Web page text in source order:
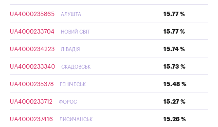
UA4000235865 АЛУШТА 15.77 %
UA4000233704 НОВИЙ СВІТ 15.77 %
UA4000234223 ЛІВАДІЯ 15.74 %
UA4000233340 СКАДОВСЬК 15.73 %
UA4000235378 ГЕНІЧЕСЬК 15.48 %
UA4000233712 ФОРОС 15.27 %
UA4000237416 ЛИСИЧАНСЬК 15.26 %